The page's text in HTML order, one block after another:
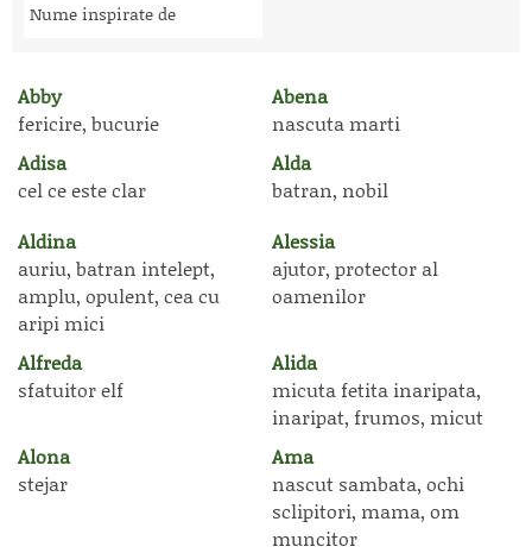
Nume inspirate de
Abby
fericire, bucurie
Abena
nascuta marti
Adisa
cel ce este clar
Alda
batran, nobil
Aldina
auriu, batran intelept,
amplu, opulent, cea cu
aripi mici
Alessia
ajutor, protector al
oamenilor
Alfreda
sfatuitor elf
Alida
micuta fetita inaripata,
inaripat, frumos, micut
Alona
stejar
Ama
nascut sambata, ochi
sclipitori, mama, om
muncitor